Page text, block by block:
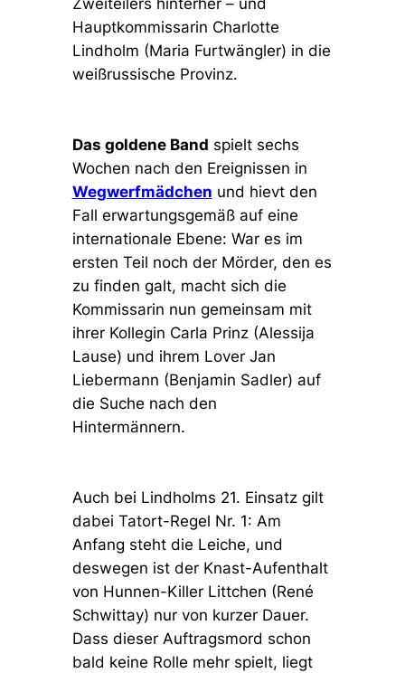
Zweiteilers hinterher – und
Hauptkommissarin Charlotte
Lindholm (Maria Furtwängler) in die
weißrussische Provinz.
Das goldene Band spielt sechs
Wochen nach den Ereignissen in
Wegwerfmädchen und hievt den
Fall erwartungsgemäß auf eine
internationale Ebene: War es im
ersten Teil noch der Mörder, den es
zu finden galt, macht sich die
Kommissarin nun gemeinsam mit
ihrer Kollegin Carla Prinz (Alessija
Lause) und ihrem Lover Jan
Liebermann (Benjamin Sadler) auf
die Suche nach den
Hintermännern.
Auch bei Lindholms 21. Einsatz gilt
dabei Tatort-Regel Nr. 1: Am
Anfang steht die Leiche, und
deswegen ist der Knast-Aufenthalt
von Hunnen-Killer Littchen (René
Schwittay) nur von kurzer Dauer.
Dass dieser Auftragsmord schon
bald keine Rolle mehr spielt, liegt